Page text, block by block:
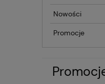
Nowości
Promocje